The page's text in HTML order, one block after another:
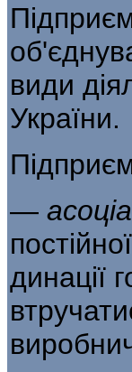
види
України.
—
динації